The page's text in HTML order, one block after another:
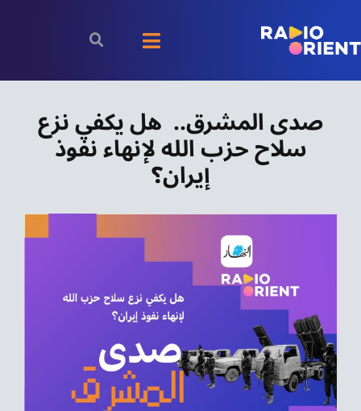
content
Toggle
Navigation
بودكاست
رياضة
موسيقى الشرق
صدى المشرق.. هل يكفي نزع
سلاح حزب الله لإنهاء نفوذ
إيران؟